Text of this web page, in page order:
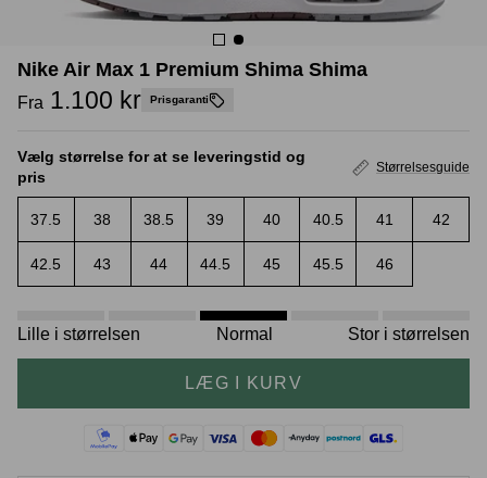
Jordans
Andre brands
Accessories Sneaker boks
Crease protectors Skotræ
Nike Air Max 1 Premium Shima Shima
Fra 1.100 kr Prisgaranti
Vælg størrelse for at se leveringstid og
pris
Størrelsesguide
37.5 38 38.5 39 40 40.5 41 42
42.5 43 44 44.5 45 45.5 46
Lille i størrelsen Normal Stor i størrelsen
LÆG I KURV